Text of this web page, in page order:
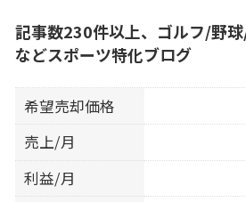
記事数230件以上、ゴルフ/野
などスポーツ特化ブログ
希望売却価格
売上/月
利益/月